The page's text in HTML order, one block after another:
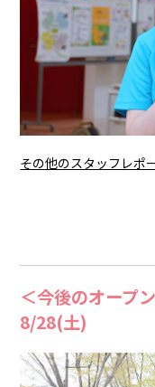
その他のスタッフレポ
＜今後のオープ
8/28(土)